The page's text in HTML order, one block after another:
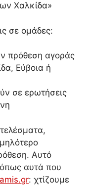
Χαλκίδα»
σε ομάδες:
πρόθεση αγοράς
Εύβοια ή
σε ερωτήσεις
Αυτό
αυτά που
: χτίζουμε